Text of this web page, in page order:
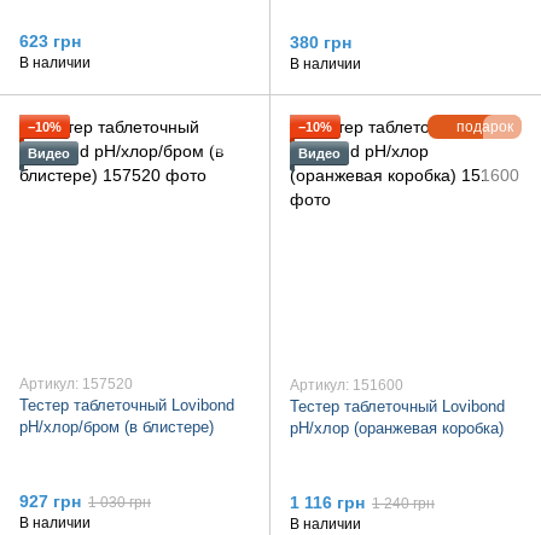
623 грн
В наличии
380 грн
В наличии
−10%
Видео
Артикул: 157520
Тестер таблеточный Lovibond
pH/хлор/бром (в блистере)
927 грн 1 030 грн
В наличии
подарок
−10%
Видео
Артикул: 151600
Тестер таблеточный Lovibond
pH/хлор (оранжевая коробка)
1 116 грн 1 240 грн
В наличии